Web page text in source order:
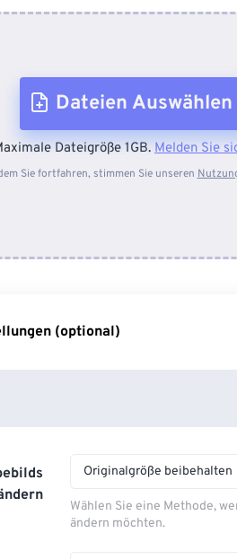
Dateien Auswählen
Vom Gerät
Dateigröße 1GB. Melden Sie
Sie fortfahren, stimmen Sie unseren
(optional)
Originalgröße beibehalten
Wählen Sie eine Methode,
ändern möchten.